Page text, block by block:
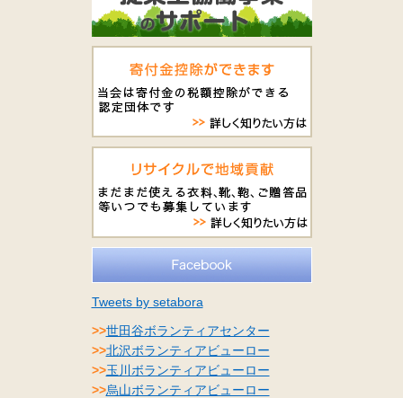
Tweets by setabora
>>世田谷ボランティアセンター
>>北沢ボランティアビューロー
>>玉川ボランティアビューロー
>>烏山ボランティアビューロー